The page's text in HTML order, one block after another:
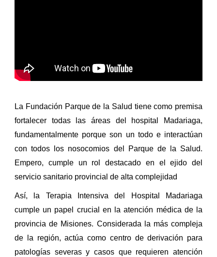
La Fundación Parque de la Salud tiene como premisa
fortalecer todas las áreas del hospital Madariaga,
fundamentalmente porque son un todo e interactúan
con todos los nosocomios del Parque de la Salud.
Empero, cumple un rol destacado en el ejido del
servicio sanitario provincial de alta complejidad
Así, la Terapia Intensiva del Hospital Madariaga
cumple un papel crucial en la atención médica de la
provincia de Misiones. Considerada la más compleja
de la región, actúa como centro de derivación para
patologías severas y casos que requieren atención